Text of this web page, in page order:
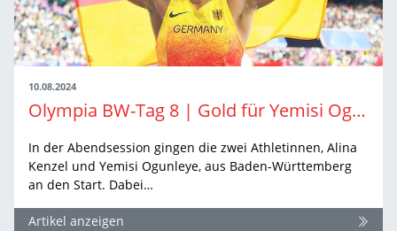
10.08.2024
Olympia BW-Tag 8 | Gold für Yemisi Ogunleye
In der Abendsession gingen die zwei Athletinnen, Alina
Kenzel und Yemisi Ogunleye, aus Baden-Württemberg
an den Start. Dabei…
Artikel anzeigen